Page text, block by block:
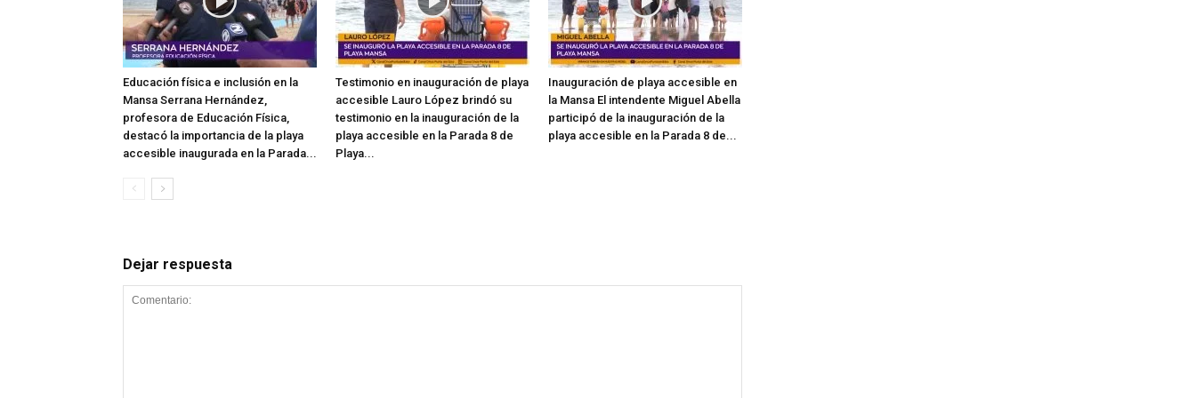
Educación física e inclusión en la
Mansa Serrana Hernández,
profesora de Educación Física,
destacó la importancia de la playa
accesible inaugurada en la Parada...
Testimonio en inauguración de playa
accesible Lauro López brindó su
testimonio en la inauguración de la
playa accesible en la Parada 8 de
Playa...
Inauguración de playa accesible en
la Mansa El intendente Miguel Abella
participó de la inauguración de la
playa accesible en la Parada 8 de...
Dejar respuesta